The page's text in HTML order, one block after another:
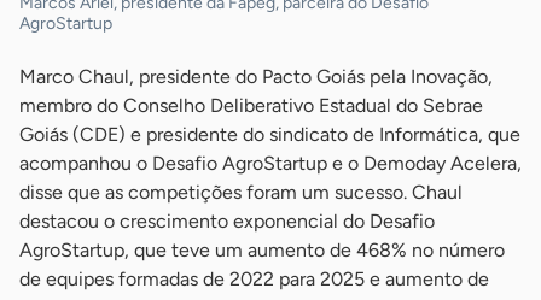
AgroStartup
Marco Chaul, presidente do Pacto Goiás pela Inovação,
membro do Conselho Deliberativo Estadual do Sebrae
Goiás (CDE) e presidente do sindicato de Informática, que
acompanhou o Desafio AgroStartup e o Demoday Acelera,
disse que as competições foram um sucesso. Chaul
destacou o crescimento exponencial do Desafio
AgroStartup, que teve um aumento de 468% no número
de equipes formadas de 2022 para 2025 e aumento de